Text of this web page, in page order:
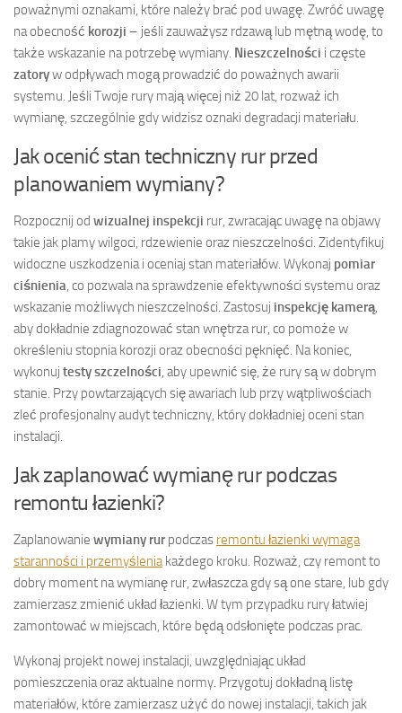
poważnymi oznakami, które należy brać pod uwagę. Zwróć uwagę
na obecność korozji – jeśli zauważysz rdzawą lub mętną wodę, to
także wskazanie na potrzebę wymiany. Nieszczelności i częste
zatoryw odpływach mogą prowadzić do poważnych awarii
systemu. Jeśli Twoje rury mają więcej niż 20 lat, rozważ ich
wymianę, szczególnie gdy widzisz oznaki degradacji materiału.
Jak ocenić stan techniczny rur przed
planowaniem wymiany?
Rozpocznij od wizualnej inspekcji rur, zwracając uwagę na objawy
takie jak plamy wilgoci, rdzewienie oraz nieszczelności. Zidentyfikuj
widoczne uszkodzenia i oceniaj stan materiałów. Wykonaj pomiar
ciśnienia , co pozwala na sprawdzenie efektywności systemu oraz
wskazanie możliwych nieszczelności. Zastosuj inspekcję kamerą
aby dokładnie zdiagnozować stan wnętrza rur, co pomoże w
określeniu stopnia korozji oraz obecności pęknięć. Na koniec,
wykonuj testy szczelności , aby upewnić się, że rury są w dobrym
stanie. Przy powtarzających się awariach lub przy wątpliwościach
zleć profesjonalny audyt techniczny, który dokładniej oceni stan
instalacji.
Jak zaplanować wymianę rur podczas
remontu łazienki?
Zaplanowanie wymiany rurpodczas remontu łazienki wymaga
staranności i przemyślenia każdego kroku. Rozważ, czy remont to
dobry moment na wymianę rur, zwłaszcza gdy są one stare, lub gdy
zamierzasz zmienić układ łazienki. W tym przypadku rury łatwiej
zamontować w miejscach, które będą odsłonięte podczas prac.
Wykonaj projekt nowej instalacji, uwzględniając układ
pomieszczenia oraz aktualne normy. Przygotuj dokładną listę
materiałów, które zamierzasz użyć do nowej instalacji, takich jak